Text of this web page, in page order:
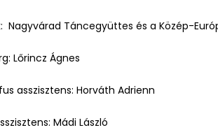
Nagyvárad Táncegyüttes és a Közép-
Lőrincz Ágnes
asszisztens: Horváth Adrienn
Mádi László